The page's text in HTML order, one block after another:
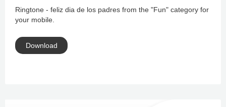
Ringtone - feliz dia de los padres from the "Fun" category for
your mobile.
Download